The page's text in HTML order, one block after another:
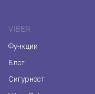
VIBER
Функции
Блог
Сигурност